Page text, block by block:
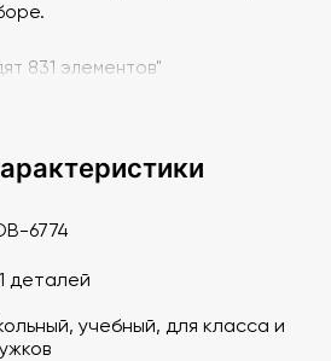
831 элементов"
6774
деталей
учебный, для класса и